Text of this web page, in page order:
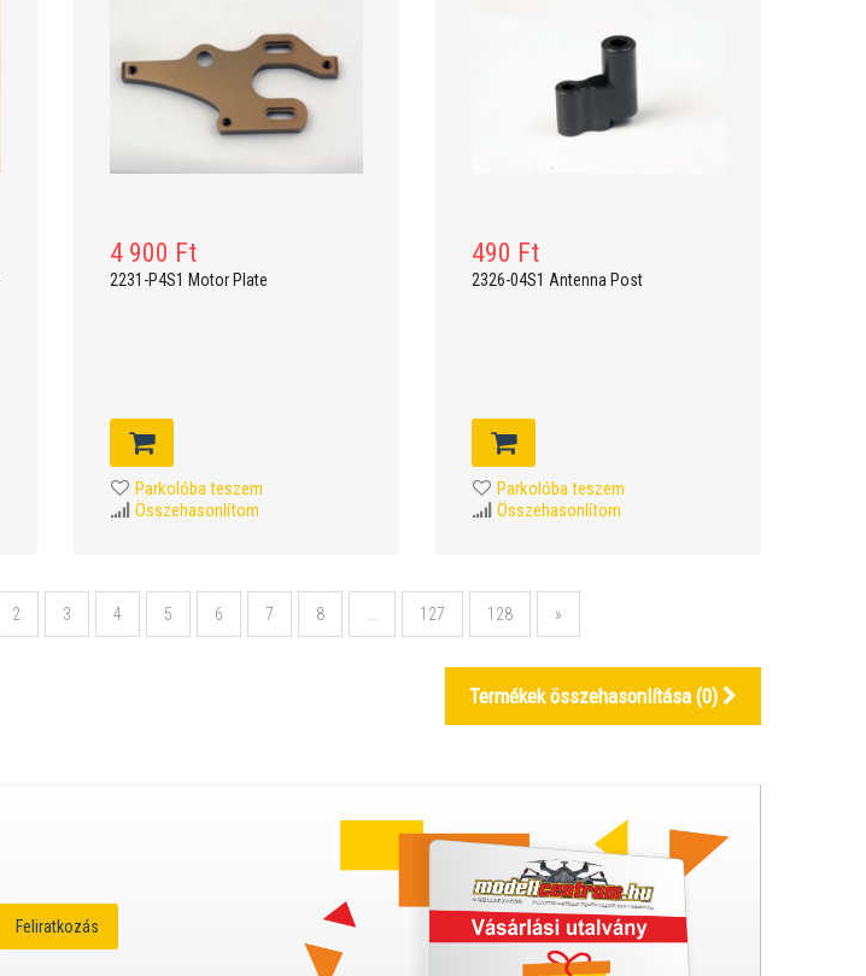
4 900 Ft
2231-P4S1 Motor Plate
Parkolóba teszem
Összehasonlítom
490 Ft
2326-04S1 Antenna Post
Parkolóba teszem
Összehasonlítom
2 3 4 5 6 7 8 127 128 »
Termékek összehasonlítása (0)